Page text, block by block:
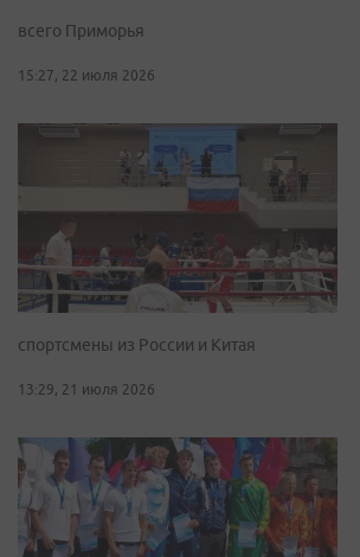
всего Приморья
15:27, 22 июля 2026
спортсмены из России и Китая
13:29, 21 июля 2026